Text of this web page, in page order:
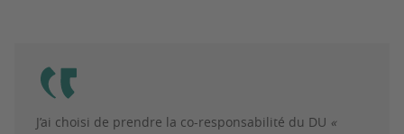
J’ai choisi de prendre la co-responsabilité du DU «